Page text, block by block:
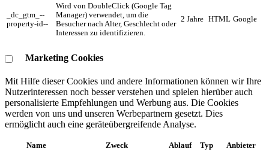
_dc_gtm_--
property-id--
Wird von DoubleClick (Google Tag
Manager) verwendet, um die
Besucher nach Alter, Geschlecht oder
Interessen zu identifizieren.
2 Jahre HTML Google
Marketing Cookies
Mit Hilfe dieser Cookies und andere Informationen können wir Ihre
Nutzerinteressen noch besser verstehen und spielen hierüber auch
personalisierte Empfehlungen und Werbung aus. ​Die Cookies
werden von uns und unseren Werbepartnern gesetzt. Dies
ermöglicht auch eine geräteübergreifende Analyse.
Name Zweck Ablauf Typ Anbieter